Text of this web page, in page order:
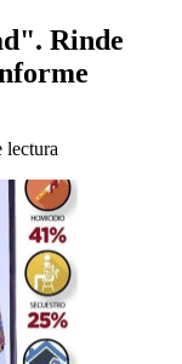
Rinde
lectura